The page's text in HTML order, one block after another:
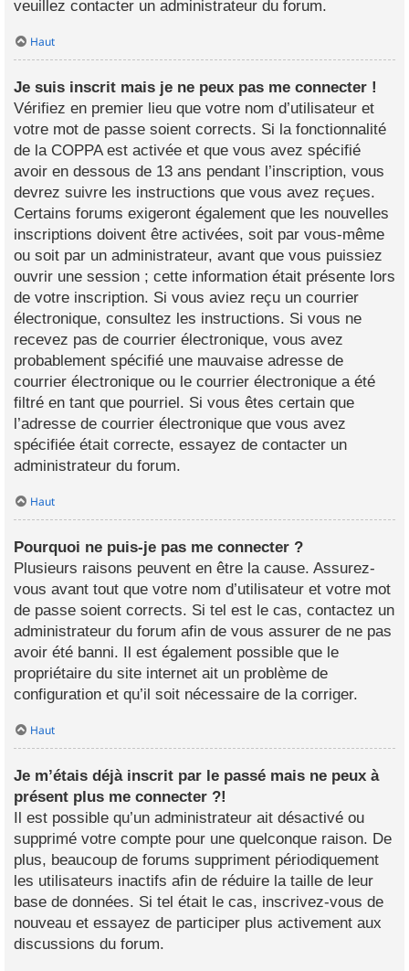
veuillez contacter un administrateur du forum.
Haut
Je suis inscrit mais je ne peux pas me connecter !
Vérifiez en premier lieu que votre nom d’utilisateur et
votre mot de passe soient corrects. Si la fonctionnalité
de la COPPA est activée et que vous avez spécifié
avoir en dessous de 13 ans pendant l’inscription, vous
devrez suivre les instructions que vous avez reçues.
Certains forums exigeront également que les nouvelles
inscriptions doivent être activées, soit par vous-même
ou soit par un administrateur, avant que vous puissiez
ouvrir une session ; cette information était présente lors
de votre inscription. Si vous aviez reçu un courrier
électronique, consultez les instructions. Si vous ne
recevez pas de courrier électronique, vous avez
probablement spécifié une mauvaise adresse de
courrier électronique ou le courrier électronique a été
filtré en tant que pourriel. Si vous êtes certain que
l’adresse de courrier électronique que vous avez
spécifiée était correcte, essayez de contacter un
administrateur du forum.
Haut
Pourquoi ne puis-je pas me connecter ?
Plusieurs raisons peuvent en être la cause. Assurez-
vous avant tout que votre nom d’utilisateur et votre mot
de passe soient corrects. Si tel est le cas, contactez un
administrateur du forum afin de vous assurer de ne pas
avoir été banni. Il est également possible que le
propriétaire du site internet ait un problème de
configuration et qu’il soit nécessaire de la corriger.
Haut
Je m’étais déjà inscrit par le passé mais ne peux à
présent plus me connecter ?!
Il est possible qu’un administrateur ait désactivé ou
supprimé votre compte pour une quelconque raison. De
plus, beaucoup de forums suppriment périodiquement
les utilisateurs inactifs afin de réduire la taille de leur
base de données. Si tel était le cas, inscrivez-vous de
nouveau et essayez de participer plus activement aux
discussions du forum.